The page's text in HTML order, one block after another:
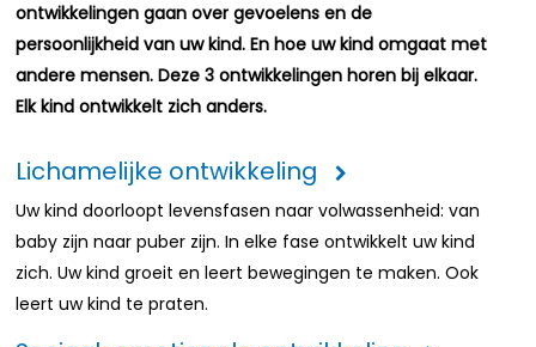
ontwikkelingen gaan over gevoelens en de
persoonlijkheid van uw kind. En hoe uw kind omgaat met
andere mensen. Deze 3 ontwikkelingen horen bij elkaar.
Elk kind ontwikkelt zich anders.
Lichamelijke ontwikkeling
Uw kind doorloopt levensfasen naar volwassenheid: van
baby zijn naar puber zijn. In elke fase ontwikkelt uw kind
zich. Uw kind groeit en leert bewegingen te maken. Ook
leert uw kind te praten.